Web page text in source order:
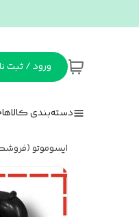
ورود / ثبت
دسته‌بندی کالاها
ایسوموتو